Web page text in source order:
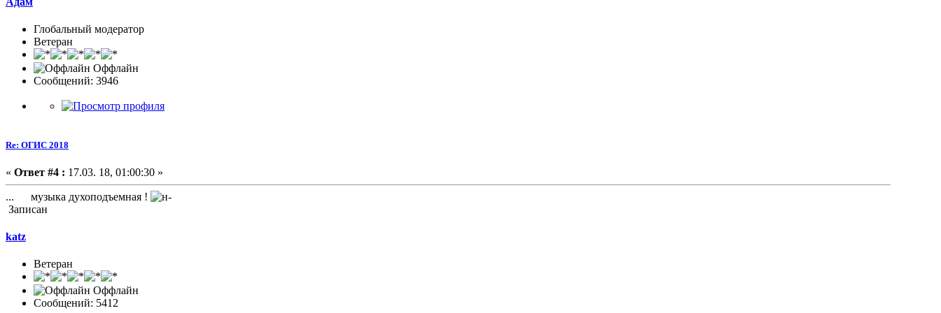
Глобальный модератор
Ветеран
Оффлайн
Сообщений: 3946
Re: ОГИС 2018
« Ответ #4 : 17.03. 18, 01:00:30 »
... музыка духоподъемная !
Записан
katz
Ветеран
Оффлайн
Сообщений: 5412